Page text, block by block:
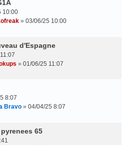
10:00
» 03/06/25 10:00
d'Espagne
» 01/06/25 11:07
8:07
Bravo » 04/04/25 8:07
65